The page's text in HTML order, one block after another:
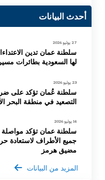
أحدث البيانات
27 يوليو 2026
سلطنة عمان تدين
لها السعودية بطائرات
23 يوليو 2026
سلطنة عُمان تؤكد على
التصعيد في منطقة البحر
14 يوليو 2026
سلطنة عمان تؤكد مواصلة
جميع الأطراف لاستعادة
مضيق هرمز
المزيد من البيانات